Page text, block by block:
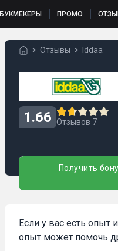
БУКМЕКЕРЫ ПРОМО
Отзывы Iddaa
1.66 Отзывов 7
Получить
Если у вас есть опыт
опыт может помочь